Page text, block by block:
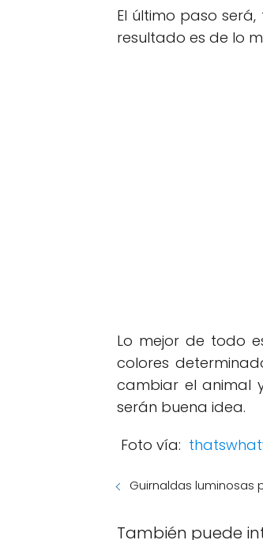
El último paso
resultado es de lo
Lo mejor de todo
colores
cambiar el animal
serán buena idea.
Foto vía:
Guirnaldas luminosas
También puede